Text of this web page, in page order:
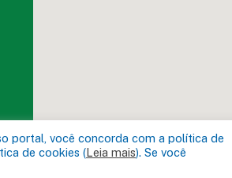
portal, você concorda com a política de
de cookies (Leia mais). Se você